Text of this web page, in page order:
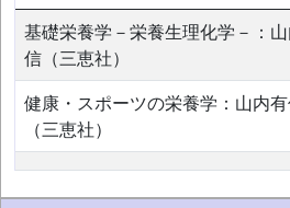
基礎栄養学－栄養生理化学－：
信（三恵社）
健康・スポーツの栄養学：山内
（三恵社）